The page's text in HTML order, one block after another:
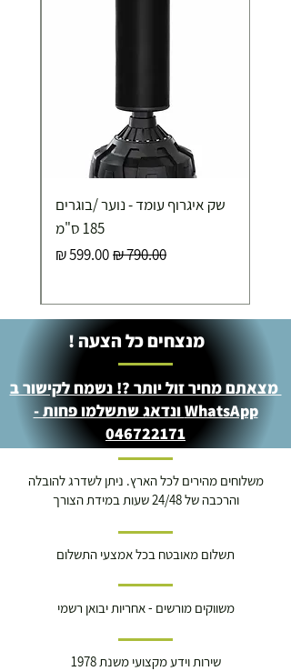
שק איגרוף עומד - נוער /בוגרים
185 ס"מ
מחיר רגילמחיר מבצע
מנצחים כל הצעה !
מצאתם מחיר זול יותר ?! נשמח לקישור ב
WhatsApp ונדאג שתשלמו פחות -
046722171
משלוחים מהירים לכל הארץ. ניתן לשדרג להובלה
והרכבה של 24/48 שעות במידת הצורך
תשלום מאובטח בכל אמצעי התשלום
משווקים מורשים - אחריות יבואן רשמי
שירות וידע מקצועי משנת 1978